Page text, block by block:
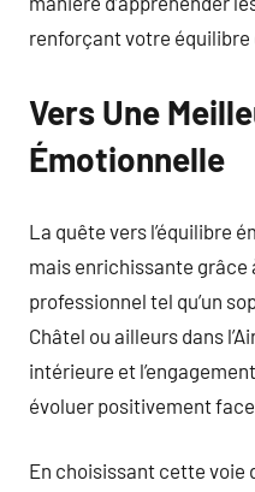
renforçant votre
Vers Une
Émotionnelle
La quête vers l’équilibre
mais enrichissante grâce
professionnel tel qu’un
Châtel ou ailleurs dans
intérieure et
évoluer positivement
En choisissant cette voie